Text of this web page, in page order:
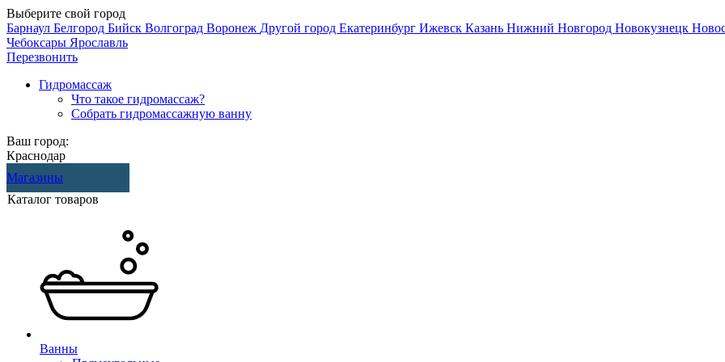
Выберите свой город
Барнаул Белгород Бийск Волгоград Воронеж Другой город Екатеринбург Ижевск Казань Нижний Новгород Новокузнецк
Чебоксары Ярославль
Перезвонить
Гидромассаж
Что такое гидромассаж?
Собрать гидромассажную ванну
Ваш город:
Краснодар
Магазины
Каталог товаров
Ванны